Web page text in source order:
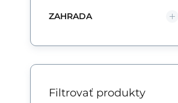
ZAHRADA
Filtrovať produkty